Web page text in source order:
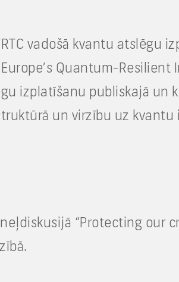
vadošā kvantu atslēgu
Quantum-Resilient
izplatīšanu publiskajā un
un virzību uz kvantu
“Protecting